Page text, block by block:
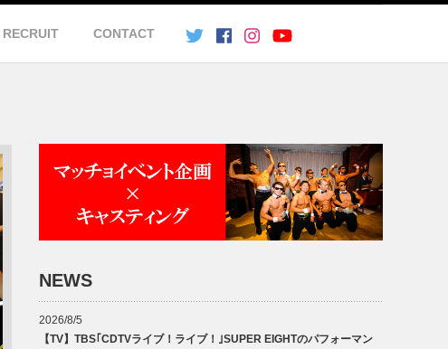
RECRUIT CONTACT
NEWS
2026/8/5
【TV】TBS｢CDTVライブ！ライブ！｣SUPER EIGHTのパフォーマン